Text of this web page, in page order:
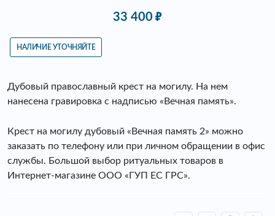
33 400
НАЛИЧИЕ УТОЧНЯЙТЕ
Дубовый православный крест на могилу. На нем
нанесена гравировка с надписью «Вечная память».
Крест на могилу дубовый «Вечная память 2» можно
заказать по телефону или при личном обращении в офис
службы. Большой выбор ритуальных товаров в
Интернет-магазине ООО «ГУП ЕС ГРС».